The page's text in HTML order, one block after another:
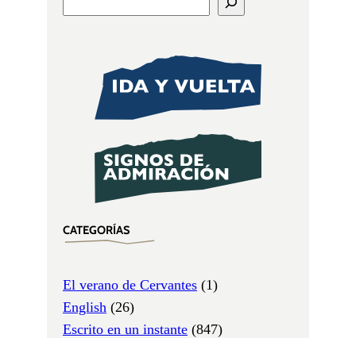
CATEGORÍAS
El verano de Cervantes (1)
English (26)
Escrito en un instante (847)